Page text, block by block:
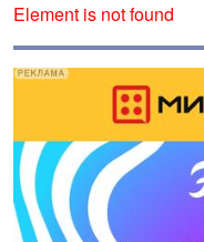
Element is not found